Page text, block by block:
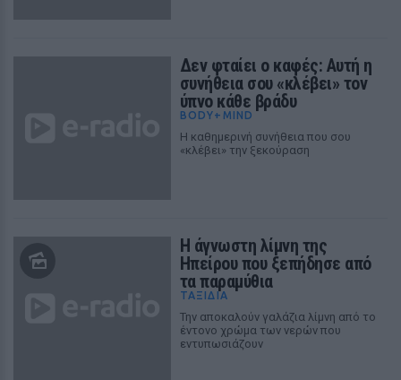
Δεν φταίει ο καφές: Αυτή η
συνήθεια σου «κλέβει» τον
ύπνο κάθε βράδυ
BODY+MIND
Η καθημερινή συνήθεια που σου
«κλέβει» την ξεκούραση
H άγνωστη λίμνη της
Ηπείρου που ξεπήδησε από
τα παραμύθια
ΤΑΞΙΔΙΑ
Την αποκαλούν γαλάζια λίμνη από το
έντονο χρώμα των νερών που
εντυπωσιάζουν